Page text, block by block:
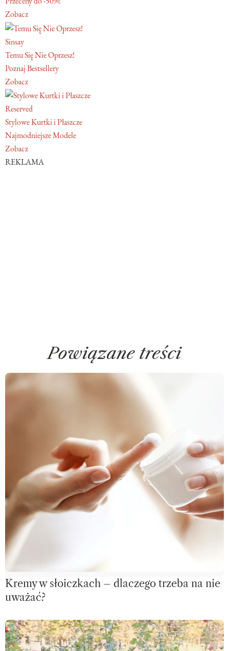
Zobacz
Sinsay
Temu Się Nie Oprzesz!
Poznaj Bestsellery
Zobacz
Reserved
Stylowe Kurtki i Płaszcze
Najmodniejsze Modele
Zobacz
REKLAMA
Powiązane treści
Kremy w słoiczkach – dlaczego trzeba na nie
uważać?